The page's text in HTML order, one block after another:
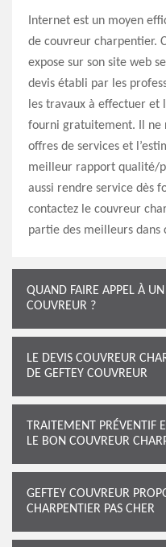
Internet est un moyen
de couvreur charpentier.
expose sur son site web
devis établi par les
les travaux à effectuer et
fourni gratuitement. Il ne
offres de services et
meilleur rapport qualité/
aussi rendre service dès
contactez le couvreur
partie des meilleurs dans
QUAND FAIRE APPEL À
COUVREUR ?
LE DEVIS COUVREUR
DE GEFTEY COUVREUR
TRAITEMENT PRÉVENTIF
LE BON COUVREUR
GEFTEY COUVREUR
CHARPENTIER PAS CHER